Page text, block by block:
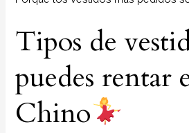
Tipos de
puedes rentar
Chino